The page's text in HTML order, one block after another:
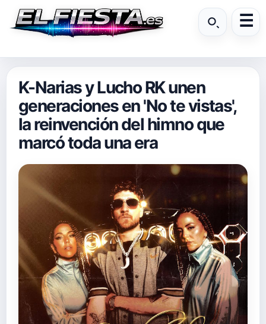
K-Narias y Lucho RK unen
generaciones en 'No te vistas',
la reinvención del himno que
marcó toda una era